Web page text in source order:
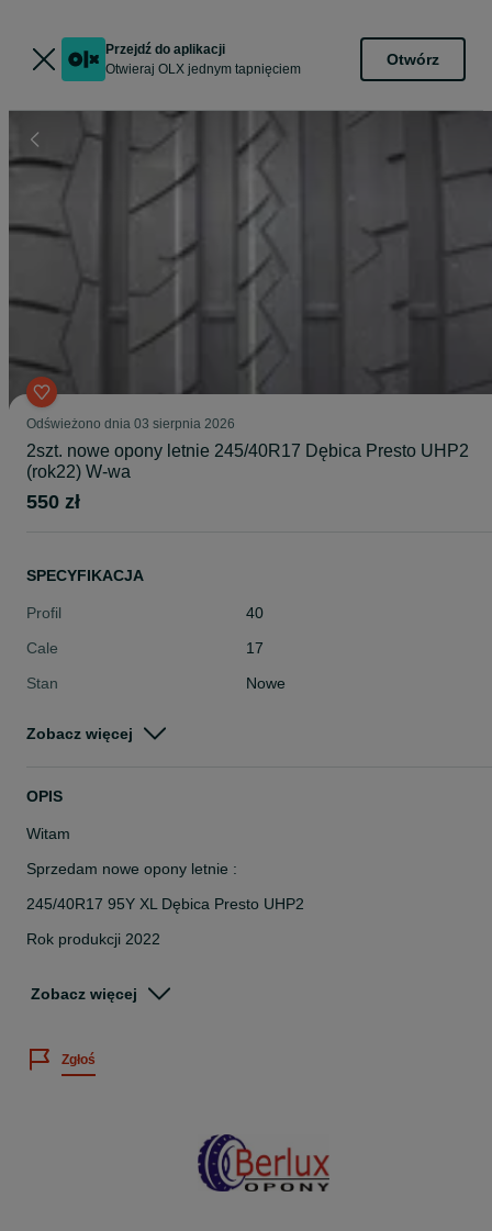
Przejdź do aplikacji
Otwieraj OLX jednym tapnięciem
Otwórz
Odświeżono dnia 03 sierpnia 2026
2szt. nowe opony letnie 245/40R17 Dębica Presto UHP2
(rok22) W-wa
550 zł
SPECYFIKACJA
Profil
40
Cale
17
Stan
Nowe
Szerokość
Zobacz więcej
OPIS
Witam
Sprzedam nowe opony letnie :
245/40R17 95Y XL Dębica Presto UHP2
Rok produkcji 2022
Istnieje możliwość montażu opon po wcześniejszym umówieniu
03-017 Warszawa Białołęka
Zobacz więcej
Zgłoś